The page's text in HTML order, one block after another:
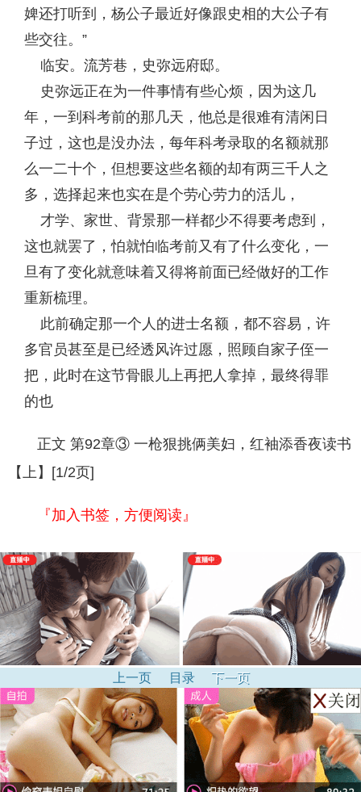
婢还打听到，杨公子最近好像跟史相的大公子有
些交往。”
临安。流芳巷，史弥远府邸。
史弥远正在为一件事情有些心烦，因为这几
年，一到科考前的那几天，他总是很难有清闲日
子过，这也是没办法，每年科考录取的名额就那
么一二十个，但想要这些名额的却有两三千人之
多，选择起来也实在是个劳心劳力的活儿，
才学、家世、背景那一样都少不得要考虑到，
这也就罢了，怕就怕临考前又有了什么变化，一
旦有了变化就意味着又得将前面已经做好的工作
重新梳理。
此前确定那一个人的进士名额，都不容易，许
多官员甚至是已经透风许过愿，照顾自家子侄一
把，此时在这节骨眼儿上再把人拿掉，最终得罪
的也
正文 第92章③ 一枪狠挑俩美妇，红袖添香夜读书
【上】[1/2页]
『加入书签，方便阅读』
上一页 目录 下一页